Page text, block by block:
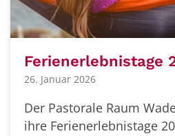
Ferienerlebnistage
26. Januar 2026
Der Pastorale Raum
ihre Ferienerlebnistage